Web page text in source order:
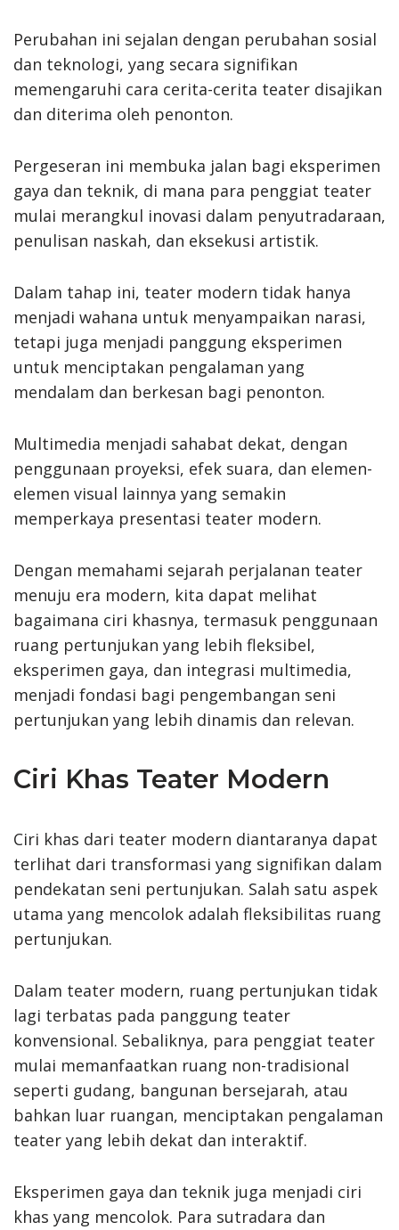
Perubahan ini sejalan dengan perubahan sosial
dan teknologi, yang secara signifikan
memengaruhi cara cerita-cerita teater disajikan
dan diterima oleh penonton.
Pergeseran ini membuka jalan bagi eksperimen
gaya dan teknik, di mana para penggiat teater
mulai merangkul inovasi dalam penyutradaraan,
penulisan naskah, dan eksekusi artistik.
Dalam tahap ini, teater modern tidak hanya
menjadi wahana untuk menyampaikan narasi,
tetapi juga menjadi panggung eksperimen
untuk menciptakan pengalaman yang
mendalam dan berkesan bagi penonton.
Multimedia menjadi sahabat dekat, dengan
penggunaan proyeksi, efek suara, dan elemen-
elemen visual lainnya yang semakin
memperkaya presentasi teater modern.
Dengan memahami sejarah perjalanan teater
menuju era modern, kita dapat melihat
bagaimana ciri khasnya, termasuk penggunaan
ruang pertunjukan yang lebih fleksibel,
eksperimen gaya, dan integrasi multimedia,
menjadi fondasi bagi pengembangan seni
pertunjukan yang lebih dinamis dan relevan.
Ciri Khas Teater Modern
Ciri khas dari teater modern diantaranya dapat
terlihat dari transformasi yang signifikan dalam
pendekatan seni pertunjukan. Salah satu aspek
utama yang mencolok adalah fleksibilitas ruang
pertunjukan.
Dalam teater modern, ruang pertunjukan tidak
lagi terbatas pada panggung teater
konvensional. Sebaliknya, para penggiat teater
mulai memanfaatkan ruang non-tradisional
seperti gudang, bangunan bersejarah, atau
bahkan luar ruangan, menciptakan pengalaman
teater yang lebih dekat dan interaktif.
Eksperimen gaya dan teknik juga menjadi ciri
khas yang mencolok. Para sutradara dan